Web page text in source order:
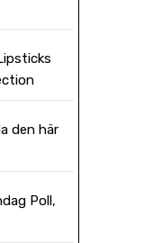
den här
Poll,